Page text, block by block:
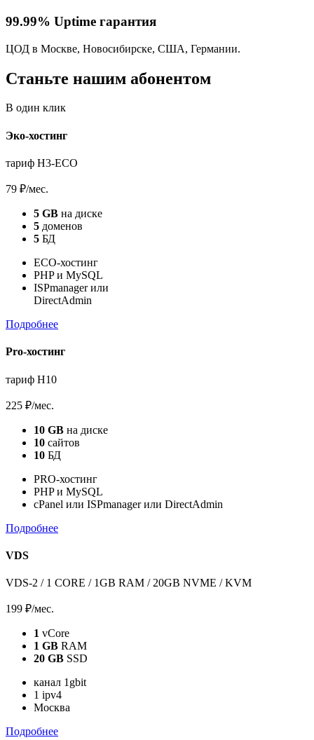
99.99% Uptime гарантия
ЦОД в Москве, Новосибирске, США, Германии.
Станьте нашим абонентом
В один клик
Эко-хостинг
тариф H3-ECO
79 ₽/мес.
5 GB на диске
5 доменов
5 БД
ECO-хостинг
PHP и MySQL
ISPmanager или
DirectAdmin
Подробнее
Pro-хостинг
тариф H10
225 ₽/мес.
10 GB на диске
10 сайтов
10 БД
PRO-хостинг
PHP и MySQL
cPanel или ISPmanager или DirectAdmin
Подробнее
VDS
VDS-2 / 1 CORE / 1GB RAM / 20GB NVME / KVM
199 ₽/мес.
1 vCore
1 GB RAM
20 GB SSD
канал 1gbit
1 ipv4
Москва
Подробнее